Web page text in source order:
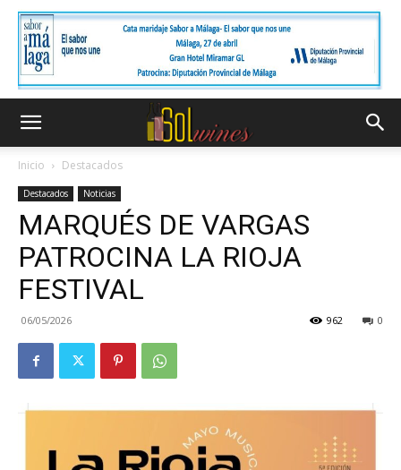
Inicio Destacados
Destacados Noticias
MARQUÉS DE VARGAS
PATROCINA LA RIOJA
FESTIVAL
06/05/2026 0
962